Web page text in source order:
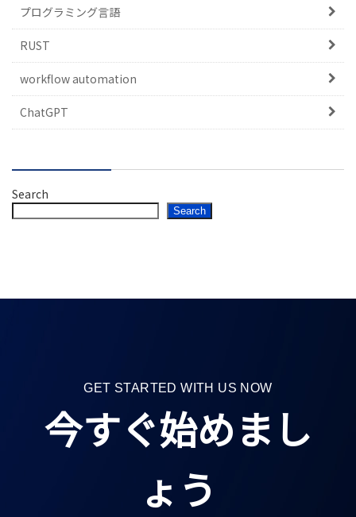
プログラミング言語
RUST
workflow automation
ChatGPT
Search
Search
GET STARTED WITH US NOW
今すぐ始めまし
ょう